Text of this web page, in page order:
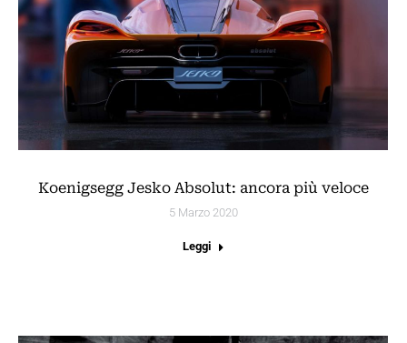
Koenigsegg Jesko Absolut: ancora più veloce
5 Marzo 2020
Leggi